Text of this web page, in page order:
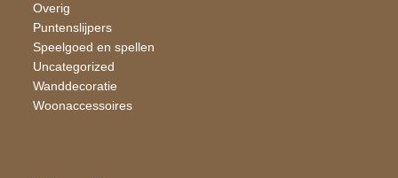
Overig
Puntenslijpers
Speelgoed en spellen
Uncategorized
Wand​decoratie
Woon​accessoires